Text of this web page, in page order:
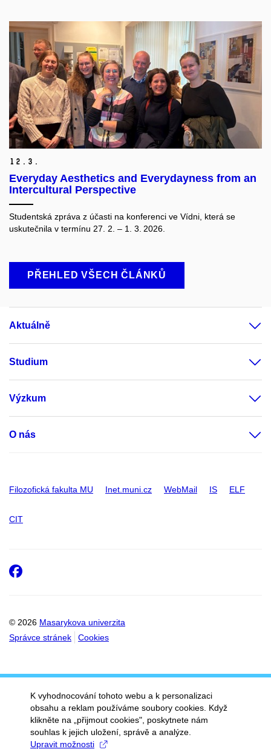
12. 3.
Everyday Aesthetics and Everydayness from an
Intercultural Perspective
Studentská zpráva z účasti na konferenci ve Vídni, která se
uskutečnila v termínu 27. 2. – 1. 3. 2026.
PŘEHLED VŠECH ČLÁNKŮ
Aktuálně
Studium
Výzkum
O nás
Filozofická fakulta MU Inet.muni.cz WebMail IS ELF
CIT
© 2026 Masarykova univerzita
Správce stránek
Cookies
Facebook
K vyhodnocování tohoto webu a k personalizaci
obsahu a reklam používáme soubory cookies. Když
klikněte na „přijmout cookies", poskytnete nám
souhlas k jejich uložení, správě a analýze.
Upravit možnosti